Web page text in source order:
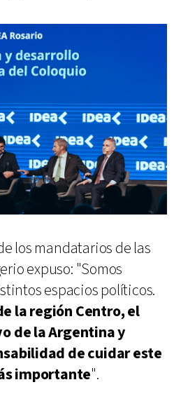
los mandatarios de las
expuso: "Somos
espacios políticos.
la región Centro, el
de la Argentina y
de cuidar este
importante".